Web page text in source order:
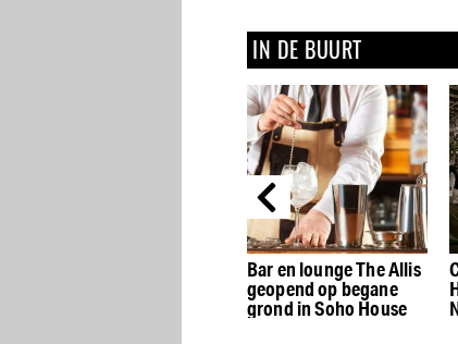
IN DE BUURT
Cecconi’s in Soho
House: authentiek
Noord-Italiaans